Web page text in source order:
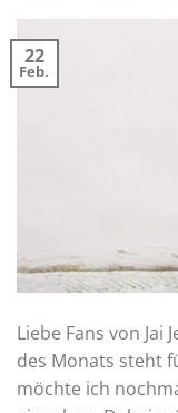
22
Feb.
Liebe Fans von Jai
des Monats steht
möchte ich